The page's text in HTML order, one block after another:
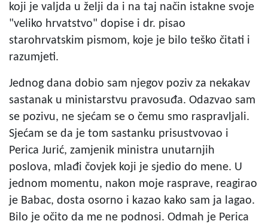
koji je valjda u želji da i na taj način istakne svoje
"veliko hrvatstvo" dopise i dr. pisao
starohrvatskim pismom, koje je bilo teško čitati i
razumjeti.
Jednog dana dobio sam njegov poziv za nekakav
sastanak u ministarstvu pravosuđa. Odazvao sam
se pozivu, ne sjećam se o čemu smo raspravljali.
Sjećam se da je tom sastanku prisustvovao i
Perica Jurić, zamjenik ministra unutarnjih
poslova, mlađi čovjek koji je sjedio do mene. U
jednom momentu, nakon moje rasprave, reagirao
je Babac, dosta osorno i kazao kako sam ja lagao.
Bilo je očito da me ne podnosi. Odmah je Perica